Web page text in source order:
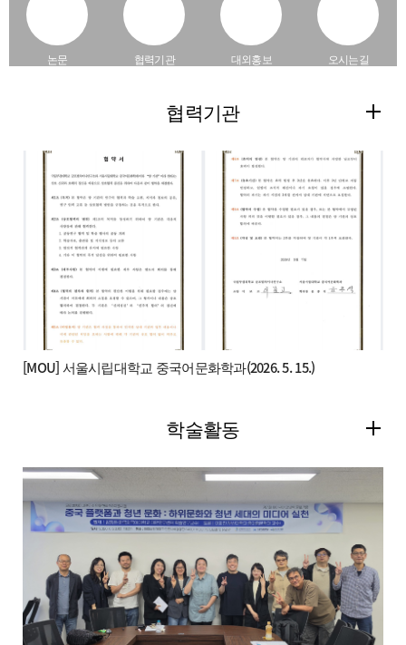
논문 협력기관 대외홍보 오시는길
협력기관
[MOU] 서울시립대학교 중국어문화학과(2026. 5. 15.)
학술활동